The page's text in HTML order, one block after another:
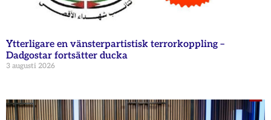
Ytterligare en vänsterpartistisk terrorkoppling –
Dadgostar fortsätter ducka
3 augusti 2026